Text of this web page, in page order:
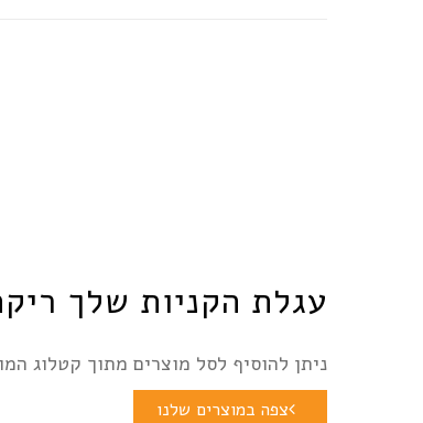
עגלת הקניות שלך
ניתן להוסיף לסל מוצרים מתוך קטלוג
צפה במוצרים שלנו